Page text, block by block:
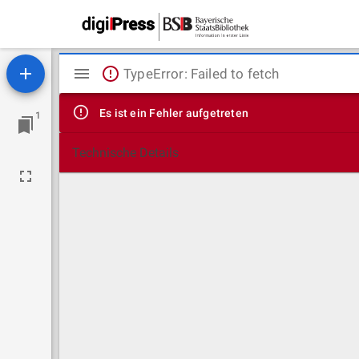
1
Mirador
Viewer
TypeError: Failed to fetch
Es ist ein Fehler aufgetreten
Technische Details